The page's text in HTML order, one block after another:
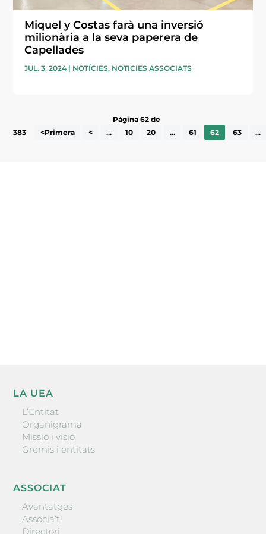
Miquel y Costas farà una inversió
milionària a la seva paperera de
Capellades
JUL. 3, 2024 | NOTÍCIES, NOTICIES ASSOCIATS
Pàgina 62 de
383
<Primera < ... 10 20 ... 61 62 63 ...
LA UEA
L’Entitat
Organigrama
Missió i visió
Gremis i entitats
ASSOCIAT
Avantatges
Associa’t!
Directori